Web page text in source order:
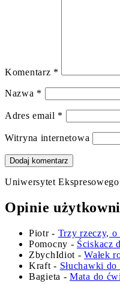
Komentarz *
Nazwa *
Adres email *
Witryna internetowa
Uniwersytet
Opinie
Piotr- Trzy rzeczy, o
Pomocny - Ściskacz
ZbychIdiot -Wałek
Kraft - Słuchawki do
Bagieta -Mata do